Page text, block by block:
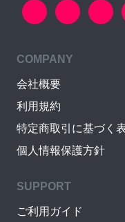
COMPANY
会社概要
利用規約
特定商取引に基づく
個人情報保護方針
SUPPORT
ご利用ガイド